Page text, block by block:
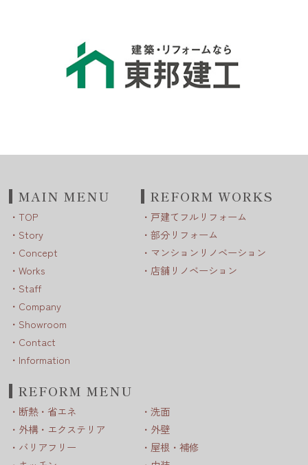
MAIN MENU
TOP
Story
Concept
Works
Staff
Company
Showroom
Contact
Information
REFORM WORKS
戸建てフルリフォーム
部分リフォーム
マンションリノベーション
店舗リノベーション
REFORM MENU
断熱・省エネ
外構・エクステリア
バリアフリー
洗面
外壁
屋根・補修